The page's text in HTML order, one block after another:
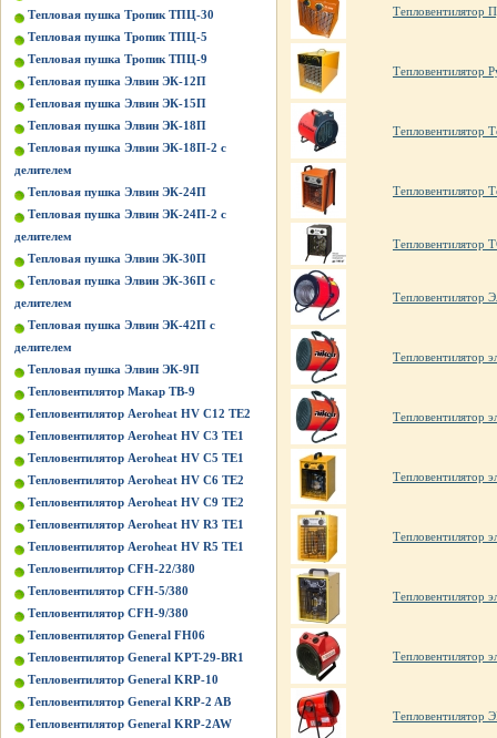
Тепловая пушка Тропик ТПЦ-30
Тепловая пушка Тропик ТПЦ-5
Тепловая пушка Тропик ТПЦ-9
Тепловая пушка Элвин ЭК-12П
Тепловая пушка Элвин ЭК-15П
Тепловая пушка Элвин ЭК-18П
Тепловая пушка Элвин ЭК-18П-2 с
делителем
Тепловая пушка Элвин ЭК-24П
Тепловая пушка Элвин ЭК-24П-2 с
делителем
Тепловая пушка Элвин ЭК-30П
Тепловая пушка Элвин ЭК-36П с
делителем
Тепловая пушка Элвин ЭК-42П с
делителем
Тепловая пушка Элвин ЭК-9П
Тепловентилятор Макар ТВ-9
Тепловентилятор Aeroheat HV C12 TE2
Тепловентилятор Aeroheat HV C3 TE1
Тепловентилятор Aeroheat HV C5 TE1
Тепловентилятор Aeroheat HV C6 TE2
Тепловентилятор Aeroheat HV C9 TE2
Тепловентилятор Aeroheat HV R3 TE1
Тепловентилятор Aeroheat HV R5 TE1
Тепловентилятор CFH-22/380
Тепловентилятор CFH-5/380
Тепловентилятор CFH-9/380
Тепловентилятор General FH06
Тепловентилятор General KPT-29-BR1
Тепловентилятор General KRP-10
Тепловентилятор General KRP-2 AB
Тепловентилятор General KRP-2AW
Тепловентилятор
Тепловентилятор
Тепловентилятор
Тепловентилятор
Тепловентилятор
Тепловентилятор
Тепловентилятор
Тепловентилятор
Тепловентилятор
Тепловентилятор
Тепловентилятор
Тепловентилятор